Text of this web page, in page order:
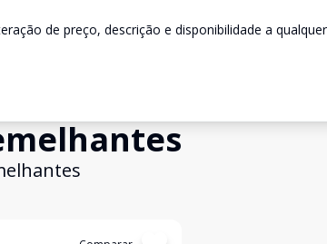
de preço, descrição e disponibilidade a